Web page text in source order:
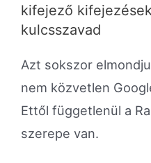
kifejező
kulcsszavad
Azt sokszor
nem közvetlen
Ettől függetlenül a
szerepe van.